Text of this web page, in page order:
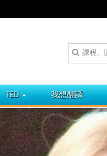
TED 我想翻譯